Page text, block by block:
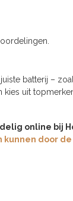
batterij –
uit
online bij
kunnen door